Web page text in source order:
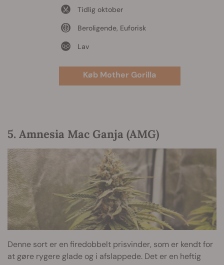
Tidlig oktober
Beroligende, Euforisk
Lav
Køb Mother Gorilla
5. Amnesia Mac Ganja (AMG)
Denne sort er en firedobbelt prisvinder, som er kendt for
at gøre rygere glade og i afslappede. Det er en heftig